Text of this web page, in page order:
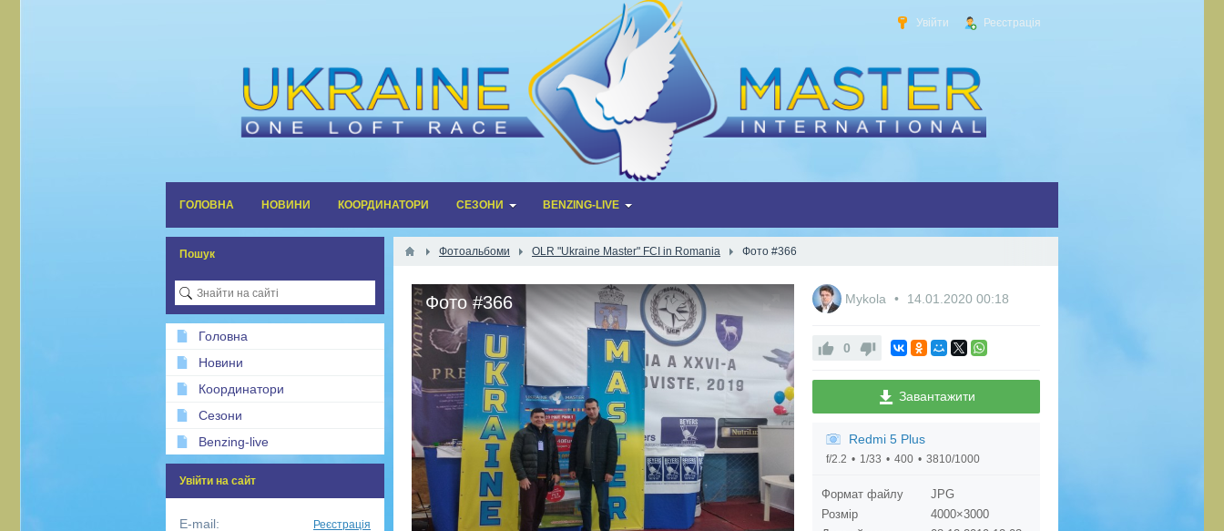
Увійти Реєстрація
ГОЛОВНА НОВИНИ КООРДИНАТОРИ СЕЗОНИ BENZING-LIVE
Фотоальбоми OLR "Ukraine Master" FCI in Romania Фото #366
Фото #366 Mykola 14.01.2020 00:18
0
Завантажити
Redmi 5 Plus
f/2.2 1/33 400 3810/1000
Формат файлу
JPG
Розмір
4000×3000
Пошук
Головна
Новини
Координатори
Сезони
Benzing-live
Увійти на сайт
E-mail: Реєстрація